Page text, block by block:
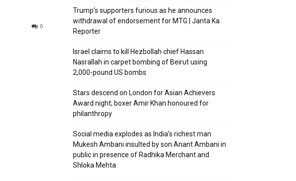
0
Trump’s supporters furious as he announces
withdrawal of endorsement for MTG | Janta Ka
Reporter
Israel claims to kill Hezbollah chief Hassan
Nasrallah in carpet bombing of Beirut using
2,000-pound US bombs
Stars descend on London for Asian Achievers
Award night; boxer Amir Khan honoured for
philanthropy
Social media explodes as India’s richest man
Mukesh Ambani insulted by son Anant Ambani in
public in presence of Radhika Merchant and
Shloka Mehta